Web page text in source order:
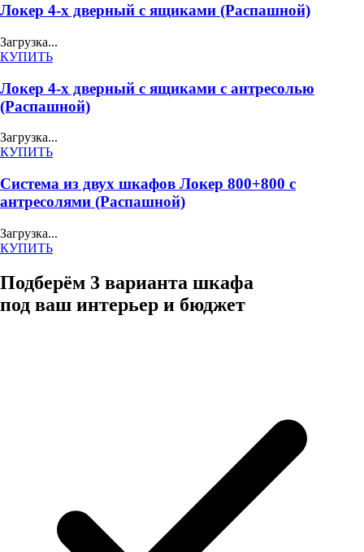
Локер 4-х дверный с ящиками (Распашной)
Загрузка...
КУПИТЬ
Локер 4-х дверный с ящиками с антресолью
(Распашной)
Загрузка...
КУПИТЬ
Система из двух шкафов Локер 800+800 с
антресолями (Распашной)
Загрузка...
КУПИТЬ
Подберём 3 варианта шкафа
под ваш интерьер и бюджет